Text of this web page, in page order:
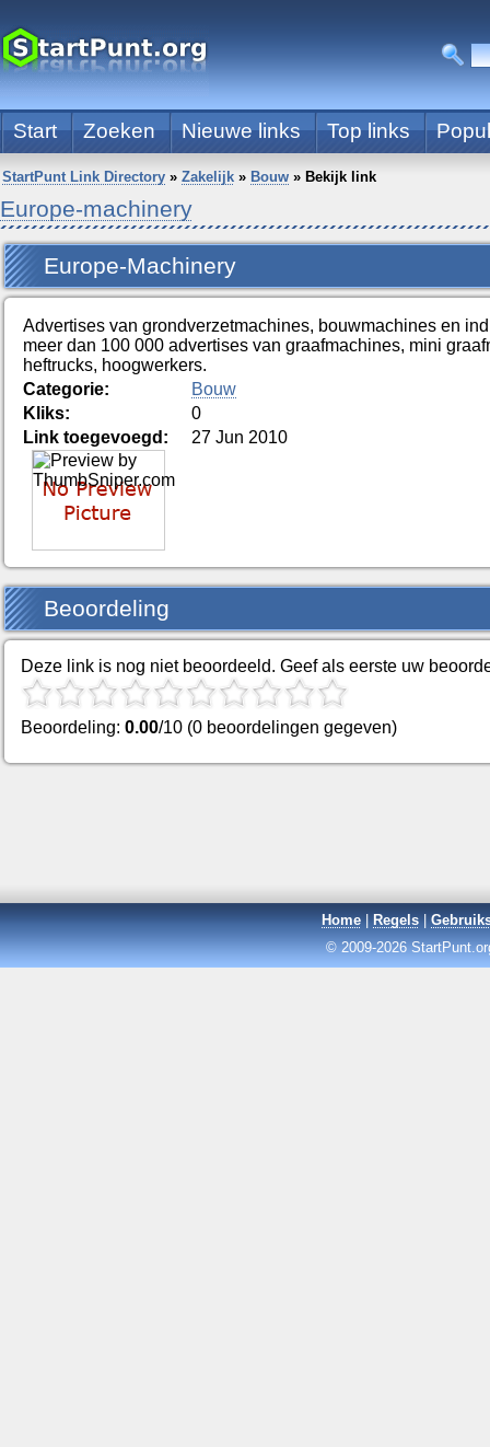
Start Zoeken Nieuwe links Top links
StartPunt Link Directory » Zakelijk » Bouw » Bekijk link
Europe-machinery
Europe-Machinery
Advertises van grondverzetmachines, bouwmachines en
meer dan 100 000 advertises van graafmachines, mini
heftrucks, hoogwerkers.
Categorie:
Bouw
Kliks:
0
Link toegevoegd:
27 Jun 2010
Beoordeling
Deze link is nog niet beoordeeld. Geef als eerste uw
Beoordeling: 0.00/10 (0 beoordelingen gegeven)
Home|Regels|
© 2009-2026